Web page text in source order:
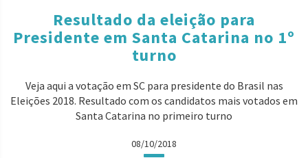
Resultado da eleição para
Presidente em Santa Catarina no 1º
turno
Veja aqui a votação em SC para presidente do Brasil nas
Eleições 2018. Resultado com os candidatos mais votados em
Santa Catarina no primeiro turno
08/10/2018